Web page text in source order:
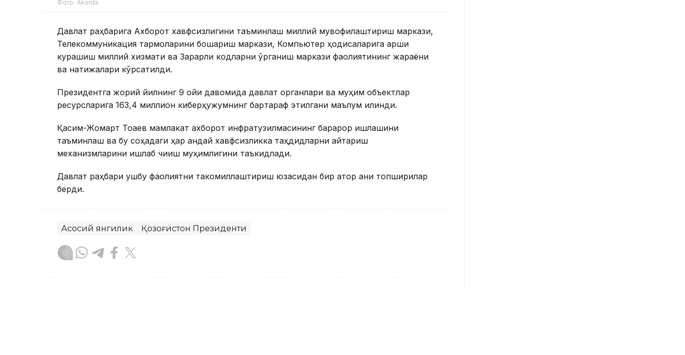
Фото: Akorda
Давлат раҳбарига Ахборот хавфсизлигини таъминлаш миллий мувофиқлаштириш маркази,
Телекоммуникация тармоқларини бошқариш маркази, Компьютер ҳодисаларига қарши
курашиш миллий хизмати ва Зарарли кодларни ўрганиш маркази фаолиятининг жараёни
ва натижалари кўрсатилди.
Президентга жорий йилнинг 9 ойи давомида давлат органлари ва муҳим объектлар
ресурсларига 163,4 миллион киберҳужумнинг бартараф этилгани маълум қилинди.
Қасим-Жомарт Тоқаев мамлакат ахборот инфратузилмасининг барқарор ишлашини
таъминлаш ва бу соҳадаги ҳар қандай хавфсизликка таҳдидларни қайтариш
механизмларини ишлаб чиқиш муҳимлигини таъкидлади.
Давлат раҳбари ушбу фаолиятни такомиллаштириш юзасидан бир қатор аниқ топшириқлар
берди.
Асосий янгилик Қозоғистон Президенти